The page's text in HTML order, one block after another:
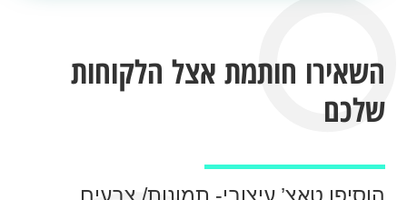
השאירו חותמת אצל הלקוחות
שלכם